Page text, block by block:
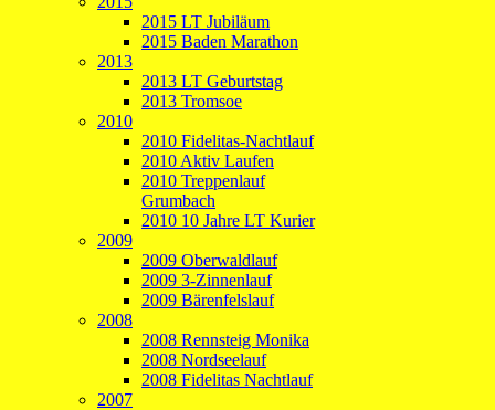
2015 LT Jubiläum
2015 Baden Marathon
2013
2013 LT Geburtstag
2013 Tromsoe
2010
2010 Fidelitas-Nachtlauf
2010 Aktiv Laufen
2010 Treppenlauf
Grumbach
2010 10 Jahre LT Kurier
2009
2009 Oberwaldlauf
2009 3-Zinnenlauf
2009 Bärenfelslauf
2008
2008 Rennsteig Monika
2008 Nordseelauf
2008 Fidelitas Nachtlauf
2007